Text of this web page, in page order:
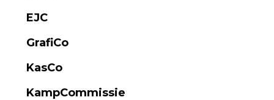
EJC
GrafiCo
KasCo
KampCommissie